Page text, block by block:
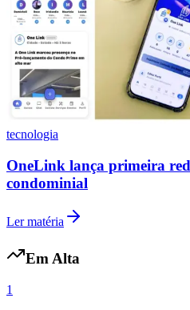
Internacional
tecnologia
OneLink lança primeira
condominial
Ler matéria
Em Alta
1